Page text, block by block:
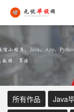
所有作品 Java